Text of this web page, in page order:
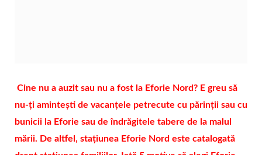
Cine nu a auzit sau nu a fost la Eforie Nord? E greu să
nu-ți amintești de vacanțele petrecute cu părinții sau cu
bunicii la Eforie sau de îndrăgitele tabere de la malul
mării. De altfel, stațiunea Eforie Nord este catalogată